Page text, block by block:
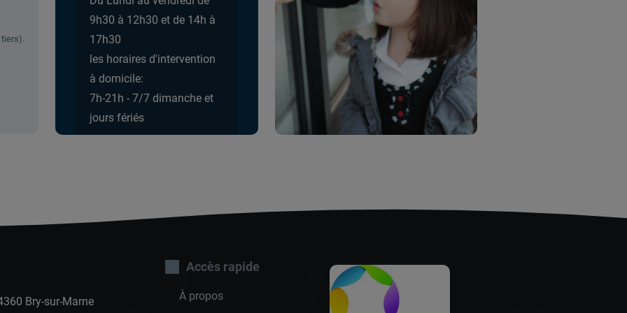
9h30 à 12h30 et de 14h à
17h30
les horaires d'intervention
à domicile:
7h-21h - 7/7 dimanche et
jours fériés
Bry-sur-Marne
Accès rapide
À propos